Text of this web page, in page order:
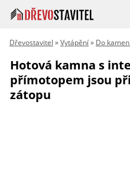
Dřevostavitel »Vytápění» Do
Hotová kamna s
přímotopem jsou
zátopu